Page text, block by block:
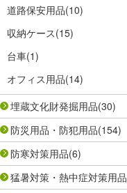
道路保安用品(10)
収納ケース(15)
台車(1)
オフィス用品(14)
埋蔵文化財発掘用品(30)
防災用品・防犯用品(154)
防寒対策用品(6)
猛暑対策・熱中症対策用品